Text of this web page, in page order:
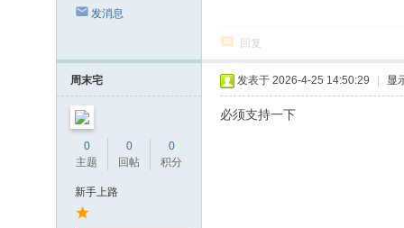
发消息
回复
周末宅
0
主题
0
回帖
0
积分
新手上路
发表于 2026-4-25 14:50:29 显
必须支持一下